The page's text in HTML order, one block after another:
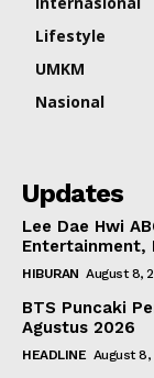
Lifestyle
UMKM
Nasional
Updates
Lee Dae Hwi
Entertainment,
HIBURAN August 8,
BTS Puncaki
Agustus 2026
HEADLINE August 8,